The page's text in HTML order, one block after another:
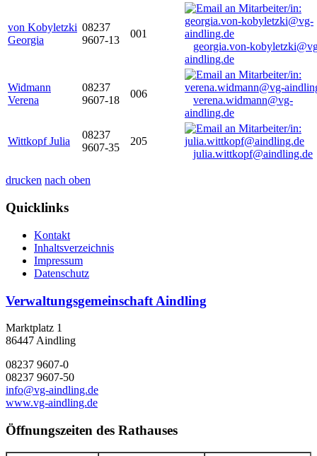
von Kobyletzki
Georgia
08237
9607-13
001
georgia.von-
aindling.de
Widmann
Verena
08237
9607-18
006
verena.widmann@vg-
aindling.de
Wittkopf Julia
08237
9607-35
205
julia.wittkopf@aindling.de
drucken nach oben
Quicklinks
Kontakt
Inhaltsverzeichnis
Impressum
Datenschutz
Verwaltungsgemeinschaft Aindling
Marktplatz 1
86447 Aindling
08237 9607-0
08237 9607-50
info@vg-aindling.de
www.vg-aindling.de
Öffnungszeiten des Rathauses